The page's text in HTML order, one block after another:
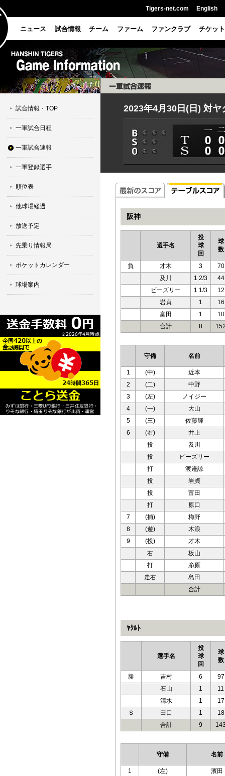
Tigers-net.com English
ニュース 試合情報 チーム ファーム ファンクラブ チケット
試合情報・TOP
一軍試合日程
一軍試合速報
一軍登録選手
順位表
他球場経過
放送予定
先乗り情報局
ポケットカレンダー
球場案内
2023年4月30日(日) 対ヤ
阪神
選手名
投
球
回
球
数
負 才木 3
70
及川
1 2/3
44
ビーズリー
1 1/3
12
岩貞
1
16
富田
1
10
合計
8
守備 名前
1 (中)
近本
2
(二)
中野
3
(左)
ノイジー
4
(一)
大山
5
(三)
佐藤輝
6
(右)
井上
投
及川
投
ビーズリー
打
渡邉諒
投
岩貞
投
富田
打
原口
7
(捕)
梅野
8
(遊)
木浪
9
(投)
才木
右
板山
打
糸原
走右
島田
合計
ﾔｸﾙﾄ
選手名
投
球
回
球
数
勝 吉村 6
97
石山
1
11
清水
1
17
Ｓ
田口 1
18
合計
9
守備 名前
1 (左)
濱田